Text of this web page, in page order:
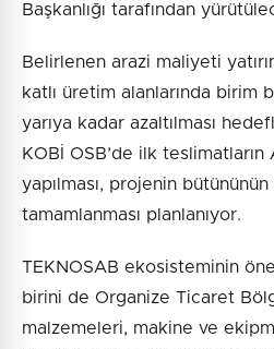
Başkanlığı tarafından
Belirlenen arazi maliyeti
katlı üretim alanlarında birim
yarıya kadar azaltılması
KOBİ OSB’de ilk teslimatların
yapılması, projenin
tamamlanması planlanıyor.
TEKNOSAB ekosisteminin
birini de Organize Ticaret
malzemeleri, makine ve